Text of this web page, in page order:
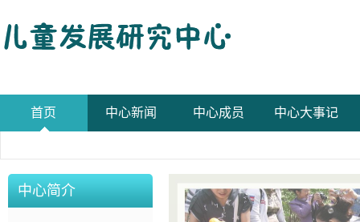
首页 中心新闻 中心成员 中心大事记
中心简介